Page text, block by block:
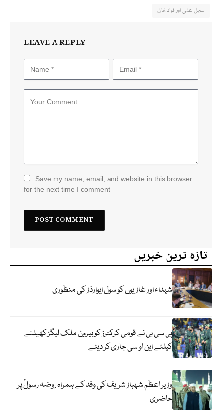
سجل علی اور فواد خان
LEAVE A REPLY
Save my name, email, and website in this browser
for the next time I comment.
تازہ ترین خبریں
شہداء اور غازیوں کو سول ایوارڈز کی منظوری
پی سی بی نے قومی کرکٹرز کو بیرون ملک لیگز کھیلنے
کیلئے این او سی جاری کر دیئے
وزیر اعظم شہباز شریف کی وفد کے ہمراہ روضہ رسولؐ پر
حاضری